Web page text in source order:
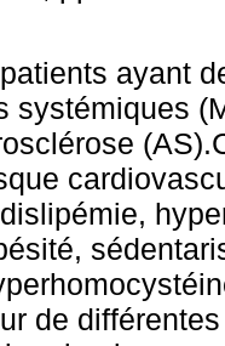
ayant
systémiques
de